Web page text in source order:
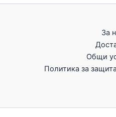
За
Общи
Политика за